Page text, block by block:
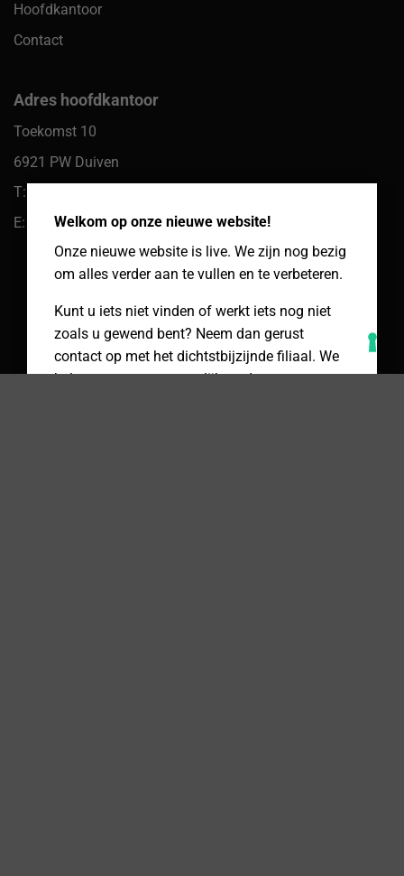
Welkom op onze nieuwe website!
Onze nieuwe website is live. We zijn nog bezig
om alles verder aan te vullen en te verbeteren.
Kunt u iets niet vinden of werkt iets nog niet
zoals u gewend bent? Neem dan gerust
contact op met het dichtstbijzijnde filiaal. We
helpen u graag persoonlijk verder.
Hoofdkantoor
Contact
Adres hoofdkantoor
Toekomst 10
6921 PW Duiven
T: 085 066 61 39
E: klantenservice@packcenter.nl